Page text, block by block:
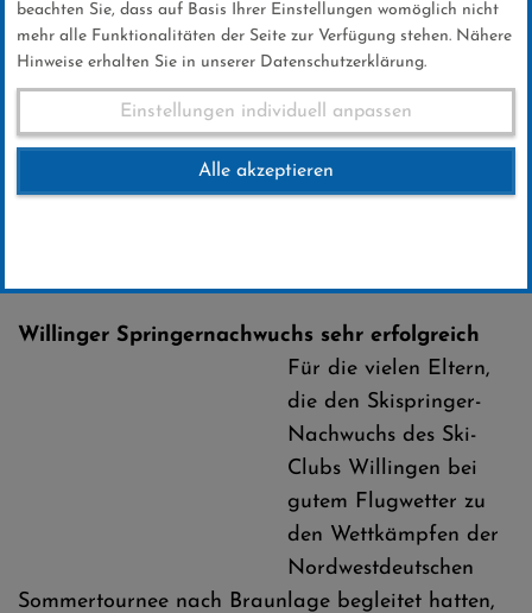
Club-News 06.09.2016
06 .September 2016
Willinger Springernachwuchs sehr erfolgreich
Für die vielen Eltern,
die den Skispringer-
Nachwuchs des Ski-
Clubs Willingen bei
gutem Flugwetter zu
den Wettkämpfen der
Nordwestdeutschen
Sommertournee nach Braunlage begleitet hatten,
beachten Sie, dass auf Basis Ihrer Einstellungen womöglich nicht
mehr alle Funktionalitäten der Seite zur Verfügung stehen. Nähere
Hinweise erhalten Sie in unserer Datenschutzerklärung.
Einstellungen individuell anpassen
Alle akzeptieren